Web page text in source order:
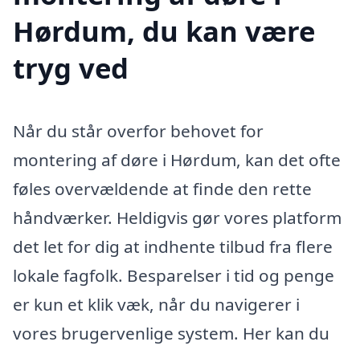
Hørdum, du kan være
tryg ved
Når du står overfor behovet for
montering af døre i Hørdum, kan det ofte
føles overvældende at finde den rette
håndværker. Heldigvis gør vores platform
det let for dig at indhente tilbud fra flere
lokale fagfolk. Besparelser i tid og penge
er kun et klik væk, når du navigerer i
vores brugervenlige system. Her kan du